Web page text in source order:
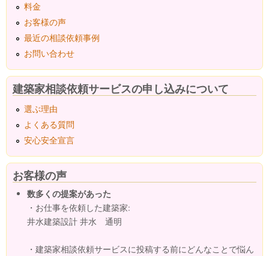
料金
お客様の声
最近の相談依頼事例
お問い合わせ
建築家相談依頼サービスの申し込みについて
選ぶ理由
よくある質問
安心安全宣言
お客様の声
数多くの提案があった
・お仕事を依頼した建築家:
井水建築設計 井水 通明
・建築家相談依頼サービスに投稿する前にどんなことで悩ん